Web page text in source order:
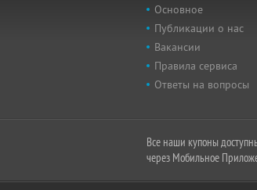
Основное
Публикации о нас
Вакансии
Правила сервиса
Ответы на вопросы
Все наши купоны
через Мобильное